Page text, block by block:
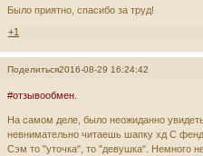
Было приятно, спасибо за труд!
+1
Поделиться2016-08-29 16:24:42
#отзывообмен.
На самом деле, было неожиданно
невнимательно читаешь шапку хд С
Сэм то "уточка", то "девушка". Немного